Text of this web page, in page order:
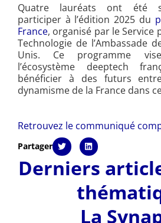
Quatre lauréats ont été
participer à l’édition 2025 du
France, organisé par le Service
Technologie de l’Ambassade
Unis. Ce programme
l’écosystème deeptech
bénéficier à des futurs
dynamisme de la France dans
Retrouvez le communiqué
Partager
Derniers
La